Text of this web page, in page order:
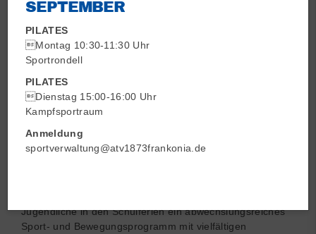
Jugendliche in den Schulferien ein abwechslungsreiches
Sport- und Bewegungsprogramm mit vielfältigen
SEPTEMBER
PILATES
Montag 10:30-11:30 Uhr
Sportrondell
PILATES
Dienstag 15:00-16:00 Uhr
Kampfsportraum
Anmeldung
sportverwaltung@atv1873frankonia.de